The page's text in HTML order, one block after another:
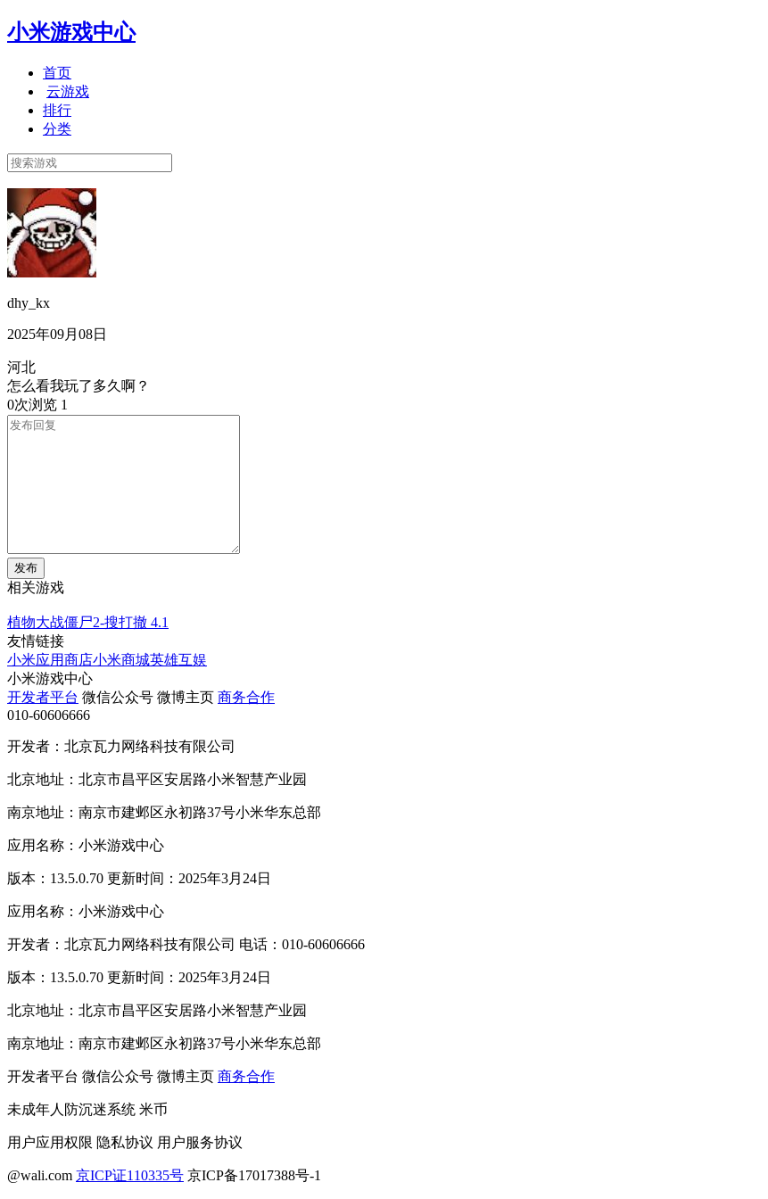
小米游戏中心
首页
云游戏
排行
分类
dhy_kx
2025年09月08日
河北
怎么看我玩了多久啊？
0次浏览 1
发布
相关游戏
植物大战僵尸2-搜打撤 4.1
友情链接
小米应用商店小米商城英雄互娱
小米游戏中心
开发者平台 微信公众号 微博主页 商务合作
010-60606666
开发者：北京瓦力网络科技有限公司
北京地址：北京市昌平区安居路小米智慧产业园
南京地址：南京市建邺区永初路37号小米华东总部
应用名称：小米游戏中心
版本：13.5.0.70 更新时间：2025年3月24日
应用名称：小米游戏中心
开发者：北京瓦力网络科技有限公司 电话：010-60606666
版本：13.5.0.70 更新时间：2025年3月24日
北京地址：北京市昌平区安居路小米智慧产业园
南京地址：南京市建邺区永初路37号小米华东总部
开发者平台 微信公众号 微博主页 商务合作
未成年人防沉迷系统 米币
用户应用权限 隐私协议 用户服务协议
@wali.com 京ICP证110335号 京ICP备17017388号-1